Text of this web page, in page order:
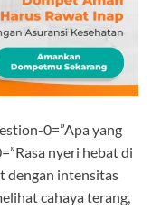
0=”Apa yang
nyeri hebat di
dengan intensitas
cahaya terang,